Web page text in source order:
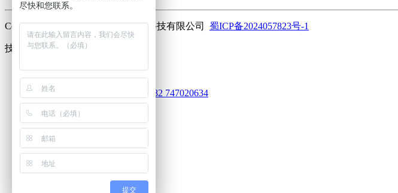
Copyright ©2023 曼斯特(成都)生物科技有限公司 蜀ICP备2024057823号-1
技术支持：库价化学
客服
752101920
913030682 747020634
电话
18010516991客服服务热线
微信
扫码关注
回到顶部
尽快和您联系。
提交